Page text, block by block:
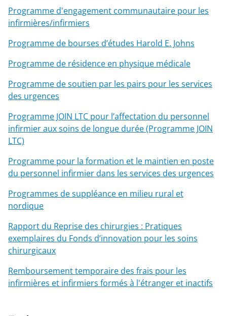
Programme d'engagement communautaire pour les
infirmières/infirmiers
Programme de bourses d’études Harold E. Johns
Programme de résidence en physique médicale
Programme de soutien par les pairs pour les services
des urgences
Programme JOIN LTC pour l’affectation du personnel
infirmier aux soins de longue durée (Programme JOIN
LTC)
Programme pour la formation et le maintien en poste
du personnel infirmier dans les services des urgences
Programmes de suppléance en milieu rural et
nordique
Rapport du Reprise des chirurgies : Pratiques
exemplaires du Fonds d’innovation pour les soins
chirurgicaux
Remboursement temporaire des frais pour les
infirmières et infirmiers formés à l'étranger et inactifs